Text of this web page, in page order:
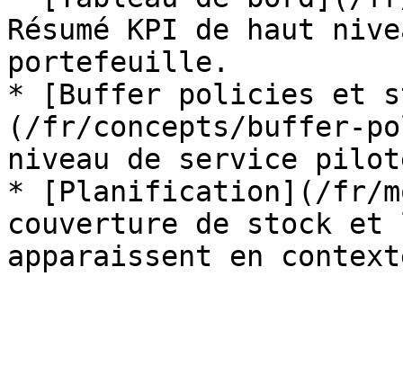
Résumé KPI de haut
portefeuille.
* [Buffer policies et
(/fr/concepts/buffer-
niveau de service
* [Planification](/fr/
couverture de stock